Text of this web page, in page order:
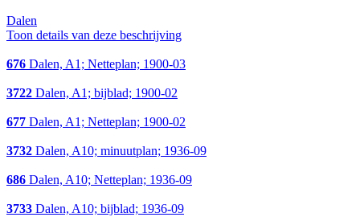
Dalen
Toon details van deze beschrijving
676 Dalen, A1; Netteplan; 1900-03
3722 Dalen, A1; bijblad; 1900-02
677 Dalen, A1; Netteplan; 1900-02
3732 Dalen, A10; minuutplan; 1936-09
686 Dalen, A10; Netteplan; 1936-09
3733 Dalen, A10; bijblad; 1936-09